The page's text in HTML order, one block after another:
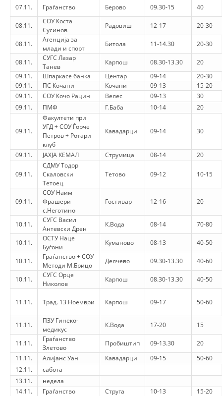
PROMOTION OF HUMAN VALUES
USE AND PROTECTION OF THE EMBLEM
THE SOCIAL WELFARE ACTIVITY
DISASTER PREPAREDNESS AND RESPONSE
PUBLIC RELATIONS
RESEARCH OF PUBLIC OPINION
INTERNATIONAL COOPERATION
BLOOD DONATION
VOLUNTEER MANAGEMENT
ABOUT US
ACTION
MANUALS
STRATEGIES
EDUCATIONAL AND INFORMATIVE MATERIAL
07.11.
Граѓанство Берово 09.30-15 40
08.11.
СОУ Коста
Сусинов
Радовиш 12-17 20-30
08.11.
Агенција за
млади и спорт
Битола 11-14.30 20-30
08.11.
СУГС Лазар
Танев
Карпош 08.30-13.30
20
09.11.
Шпаркасе банка Центар 09-14
20-30
09.11.
ПС Кочани Кочани 09-13
15-20
09.11.
СОУ Кочо Рацин Велес 09-13
30
09.11.
ПМФ Г.Баба 10-14 20
09.11.
Факултети при
УГД + СОУ Ѓорче
Петров + Ротари
клуб
Кавадарци 09-14 30
09.11. ЈАХЈА КЕМАЛ Струмица 08-14 20
09.11.
СДМУ Тодор
Скаловски
Тетоец
Тетово 09-12 10-15
09.11.
СОУ Наим
Фрашери
с.Неготино
Гостивар 12-16 20
10.11.
СУГС Васил
Антевски Дрен
К.Вода 08-14 70-80
10.11.
ОСТУ Наце
Буѓони
Куманово 08-13 40-50
10.11.
Граѓанство + СОУ
Методи М.Брицо
Делчево 09.30-13.30 40-60
10.11.
СУГС Орце
Николов
Карпош 08.30-13.30 40-50
11.11. Трад. 13 Ноември Карпош 09-17 50-60
11.11.
ПЗУ Гинеко-
медикус
К.Вода 17-20 15
11.11.
Граѓанство
Злетово
Пробиштип 09-13.30
20
11.11.
Алијанс Уан Кавадарци 09-15
50-60
12.11.
сабота
13.11.
недела
14.11.
Граѓанство Струга 10-13 15-20